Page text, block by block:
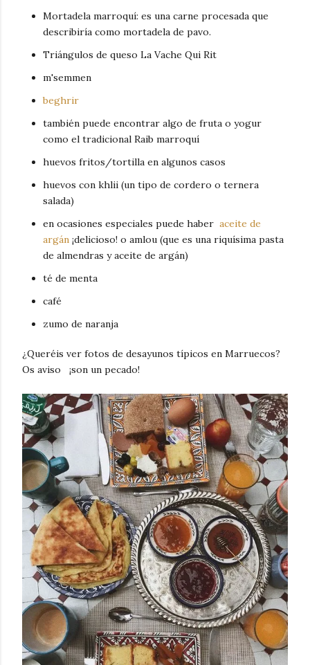
Mortadela marroquí: es una carne procesada que
describiría como mortadela de pavo.
Triángulos de queso La Vache Qui Rit
m'semmen
beghrir
también puede encontrar algo de fruta o yogur
como el tradicional Raib marroquí
huevos fritos/tortilla en algunos casos
huevos con khlii (un tipo de cordero o ternera
salada)
en ocasiones especiales puede haber aceite de
argán ¡delicioso! o amlou (que es una riquísima pasta
de almendras y aceite de argán)
té de menta
café
zumo de naranja
¿Queréis ver fotos de desayunos típicos en Marruecos?
Os aviso ¡son un pecado!